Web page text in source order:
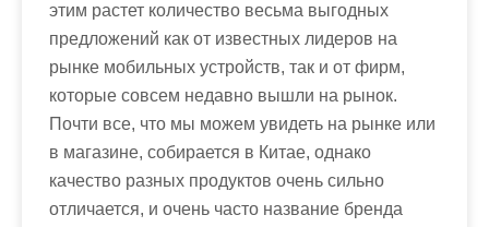
этим растет количество весьма выгодных
предложений как от известных лидеров на
рынке мобильных устройств, так и от фирм,
которые совсем недавно вышли на рынок.
Почти все, что мы можем увидеть на рынке или
в магазине, собирается в Китае, однако
качество разных продуктов очень сильно
отличается, и очень часто название бренда